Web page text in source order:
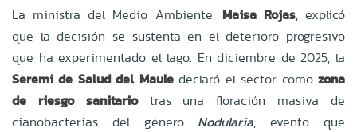
La ministra del Medio Ambiente, Maisa Rojas, explicó
que la decisión se sustenta en el deterioro progresivo
que ha experimentado el lago. En diciembre de 2025, la
Seremi de Salud del Mauledeclaró el sector comozona
de riesgo sanitariotras una floración masiva de
cianobacterias del género Nodularia, evento que